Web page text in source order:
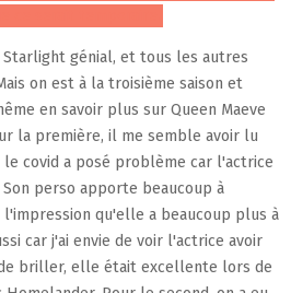
génial, et tous les autres
on est à la troisième saison et
en savoir plus sur Queen Maeve
la première, il me semble avoir lu
covid a posé problème car l'actrice
perso apporte beaucoup à
l'impression qu'elle a beaucoup plus à
car j'ai envie de voir l'actrice avoir
briller, elle était excellente lors de